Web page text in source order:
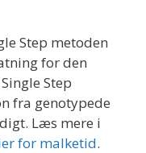
Step metoden
for den
Step
fra genotypede
Læs mere i
for malketid.